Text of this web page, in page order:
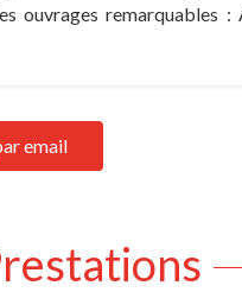
ouvrages remarquables :
email